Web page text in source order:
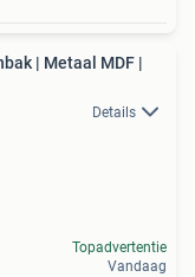
| Metaal MDF |
Details
Topadvertentie
Vandaag